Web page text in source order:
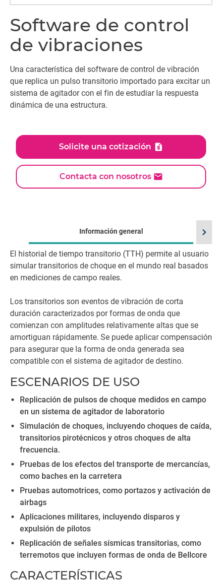
Software de control
de vibraciones
Una característica del software de control de vibración
que replica un pulso transitorio importado para excitar un
sistema de agitador con el fin de estudiar la respuesta
dinámica de una estructura.
Solicite una cotización
Contacta con nosotros
Información general
El historial de tiempo transitorio (TTH) permite al usuario
simular transitorios de choque en el mundo real basados
en mediciones de campo reales.
Los transitorios son eventos de vibración de corta
duración caracterizados por formas de onda que
comienzan con amplitudes relativamente altas que se
amortiguan rápidamente. Se puede aplicar compensación
para asegurar que la forma de onda generada sea
compatible con el sistema de agitador de destino.
ESCENARIOS DE USO
Replicación de pulsos de choque medidos en campo
en un sistema de agitador de laboratorio
Simulación de choques, incluyendo choques de caída,
transitorios pirotécnicos y otros choques de alta
frecuencia.
Pruebas de los efectos del transporte de mercancías,
como baches en la carretera
Pruebas automotrices, como portazos y activación de
airbags
Aplicaciones militares, incluyendo disparos y
expulsión de pilotos
Replicación de señales sísmicas transitorias, como
terremotos que incluyen formas de onda de Bellcore
CARACTERÍSTICAS
chevron_right